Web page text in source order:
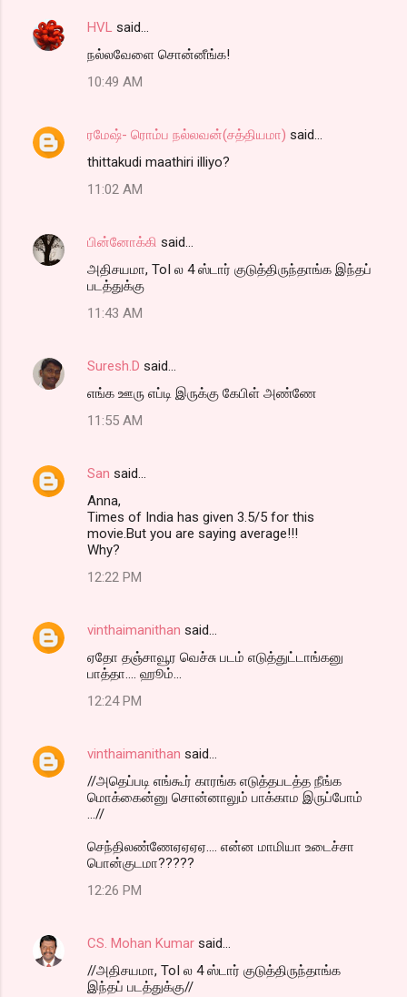
HVL said…
நல்லவேளை சொன்னீங்க!
10:49 AM
ரமேஷ்- ரொம்ப நல்லவன்(சத்தியமா) said…
thittakudi maathiri illiyo?
11:02 AM
பின்னோக்கி said…
அதிசயமா, ToI ல 4 ஸ்டார் குடுத்திருந்தாங்க இந்தப்
படத்துக்கு
11:43 AM
Suresh.D said…
எங்க ஊரு எப்டி இருக்கு கேபிள் அண்ணே
11:55 AM
San said…
Anna,
Times of India has given 3.5/5 for this
movie.But you are saying average!!!
Why?
12:22 PM
vinthaimanithan said…
ஏதோ தஞ்சாவூர வெச்சு படம் எடுத்துட்டாங்கனு
பாத்தா.... ஹூம்...
12:24 PM
vinthaimanithan said…
//அதெப்படி எங்கூர் காரங்க எடுத்தபடத்த நீங்க
மொக்கைன்னு சொன்னாலும் பாக்காம இருப்போம்
...//
செந்திலண்ணேஏஏஏஏ.... என்ன மாமியா உடைச்சா
பொன்குடமா?????
12:26 PM
CS. Mohan Kumar said…
//அதிசயமா, ToI ல 4 ஸ்டார் குடுத்திருந்தாங்க
இந்தப் படத்துக்கு//